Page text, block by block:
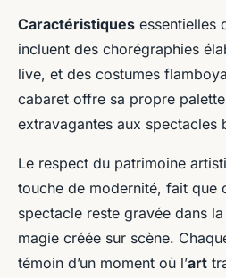
Caractéristiques essentielles
incluent des chorégraphies
live, et des costumes
cabaret offre sa propre
extravagantes aux spectacles
Le respect du patrimoine
touche de modernité, fait que
spectacle reste gravée dans
magie créée sur scène.
témoin d’un moment où l’art